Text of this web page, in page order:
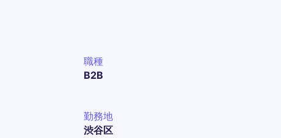
職種
B2B
勤務地
渋谷区